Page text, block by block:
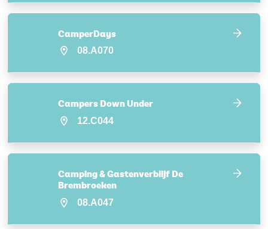
CamperDays
08.A070
Campers Down Under
12.C044
Camping & Gastenverblijf De
Brembroeken
08.A047